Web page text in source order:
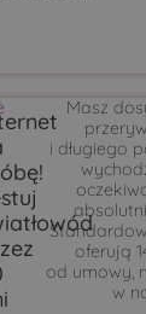
Masz
i długiego
oferują
od umowy,
w